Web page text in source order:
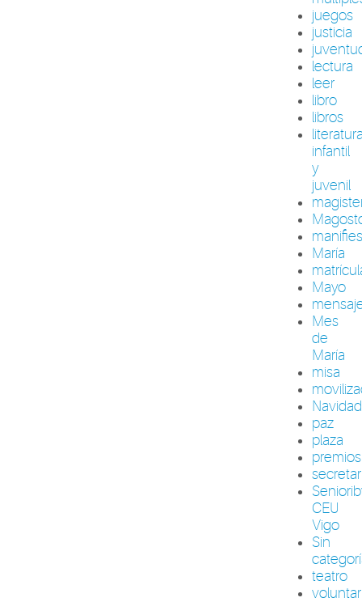
juegos
justicia
lectura
leer
libro
libros
infantil
y
juvenil
María
Mayo
Mes
de
María
misa
Navidad
paz
plaza
premios
CEU
Vigo
Sin
teatro